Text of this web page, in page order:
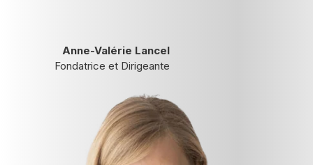
Anne-Valérie Lancel
Fondatrice et Dirigeante